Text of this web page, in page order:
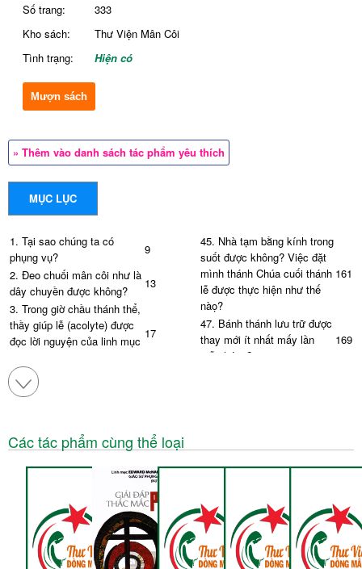
Số trang:
333
Kho sách:
Thư Viện Mân Côi
Tình trạng:
Hiện có
Mượn sách
» Thêm vào danh sách tác phẩm yêu thích
MỤC LỤC
1. Tại sao chúng ta có
phụng vụ?
9
2. Đeo chuối mân côi như là
dây chuyền được không?
13
3. Trong giờ chầu thánh thể,
thầy giúp lễ (acolyte) được
đọc lời nguyện của linh mục
17
4. Giáo Hoàng đeo chiếc
nhẫn ngư phủ của chính
phụng vụ?
21
mình thánh và chầu thánh
23
7. Có các Thánh Cựu ước
không?
26
Có cuộn sách nào hệ
thống hóa luật Phụng vụ
28
45. Nhà tạm bằng kính trong
suốt được không? Việc đặt
mình thánh Chúa cuối thánh
lễ được thực hiện như thế
nàọ?
161
47. Bánh thánh lưu trữ được
thay mới ít nhất mấy lần
mỗi tháng?
169
rước lễ mấy lần?
177
nào?
52.Phải làm gì khi Máụ
thánh còn dư lại?
182
53. Tư thế lúc rước lễ
189
Các tác phẩm cùng thể loại